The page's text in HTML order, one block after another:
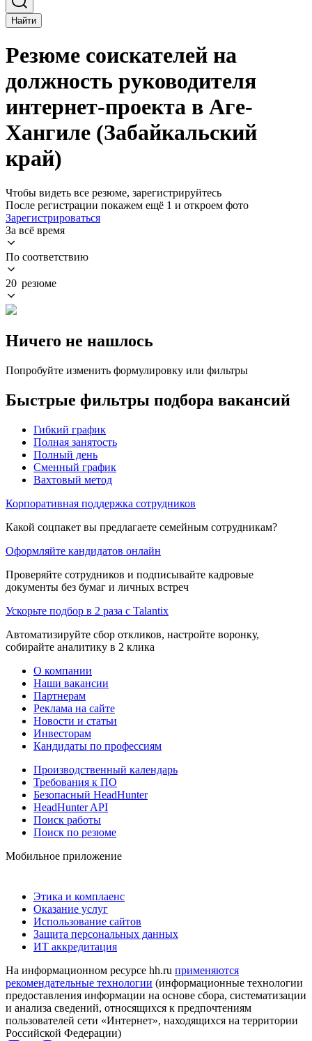
Найти
Резюме соискателей на
должность руководителя
интернет-проекта в Аге-
Хангиле (Забайкальский
край)
Чтобы видеть все резюме, зарегистрируйтесь
После регистрации покажем ещё 1 и откроем фото
Зарегистрироваться
За всё время
По соответствию
20 резюме
Ничего не нашлось
Попробуйте изменить формулировку или фильтры
Быстрые фильтры подбора вакансий
Гибкий график
Полная занятость
Полный день
Сменный график
Вахтовый метод
Корпоративная поддержка сотрудников
Какой соцпакет вы предлагаете семейным сотрудникам?
Оформляйте кандидатов онлайн
Проверяйте сотрудников и подписывайте кадровые
документы без бумаг и личных встреч
Ускорьте подбор в 2 раза с Talantix
Автоматизируйте сбор откликов, настройте воронку,
собирайте аналитику в 2 клика
О компании
Наши вакансии
Партнерам
Реклама на сайте
Новости и статьи
Инвесторам
Кандидаты по профессиям
Производственный календарь
Требования к ПО
Безопасный HeadHunter
HeadHunter API
Поиск работы
Поиск по резюме
Мобильное приложение
Этика и комплаенс
Оказание услуг
Использование сайтов
Защита персональных данных
ИТ аккредитация
На информационном ресурсе hh.ru применяются
рекомендательные технологии (информационные технологии
предоставления информации на основе сбора, систематизации
и анализа сведений, относящихся к предпочтениям
пользователей сети «Интернет», находящихся на территории
Российской Федерации)